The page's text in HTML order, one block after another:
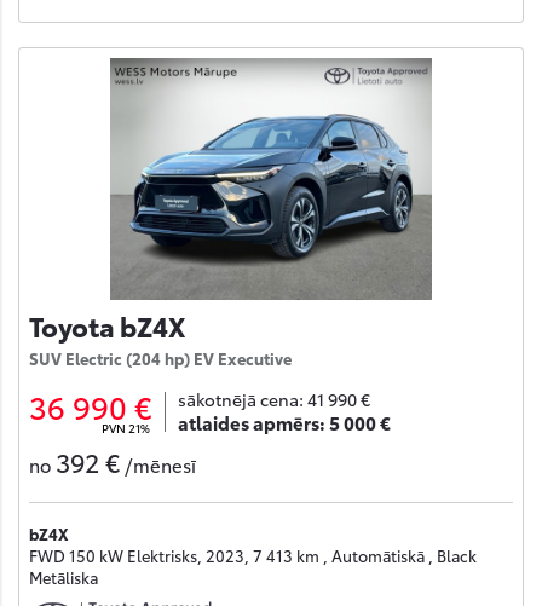
Toyota bZ4X
SUV Electric (204 hp) EV Executive
36 990 €
PVN 21%
sākotnējā cena: 41 990 €
atlaides apmērs:5 000 €
no 392 € /mēnesī
bZ4X
FWD 150 kW Elektrisks, 2023, 7 413 km , Automātiskā , Black
Metāliska